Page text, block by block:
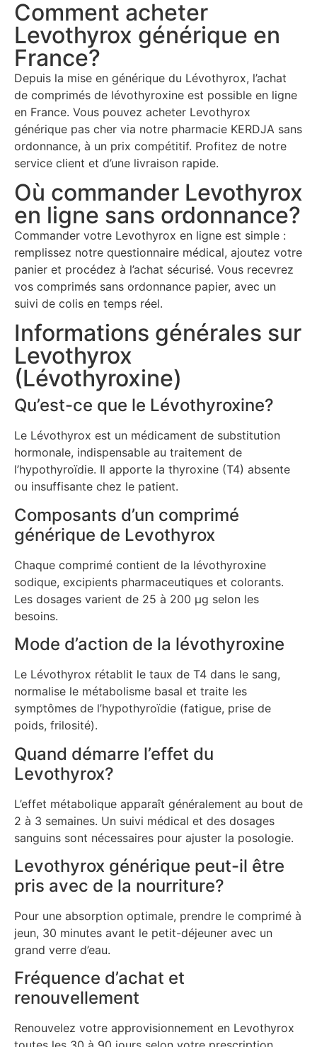
Comment acheter
Levothyrox générique en
France?
Depuis la mise en générique du Lévothyrox, l’achat
de comprimés de lévothyroxine est possible en ligne
en France. Vous pouvez acheter Levothyrox
générique pas cher via notre pharmacie KERDJA sans
ordonnance, à un prix compétitif. Profitez de notre
service client et d’une livraison rapide.
Où commander Levothyrox
en ligne sans ordonnance?
Commander votre Levothyrox en ligne est simple :
remplissez notre questionnaire médical, ajoutez votre
panier et procédez à l’achat sécurisé. Vous recevrez
vos comprimés sans ordonnance papier, avec un
suivi de colis en temps réel.
Informations générales sur
Levothyrox
(Lévothyroxine)
Qu’est-ce que le Lévothyroxine?
Le Lévothyrox est un médicament de substitution
hormonale, indispensable au traitement de
l’hypothyroïdie. Il apporte la thyroxine (T4) absente
ou insuffisante chez le patient.
Composants d’un comprimé
générique de Levothyrox
Chaque comprimé contient de la lévothyroxine
sodique, excipients pharmaceutiques et colorants.
Les dosages varient de 25 à 200 μg selon les
besoins.
Mode d’action de la lévothyroxine
Le Lévothyrox rétablit le taux de T4 dans le sang,
normalise le métabolisme basal et traite les
symptômes de l’hypothyroïdie (fatigue, prise de
poids, frilosité).
Quand démarre l’effet du
Levothyrox?
L’effet métabolique apparaît généralement au bout de
2 à 3 semaines. Un suivi médical et des dosages
sanguins sont nécessaires pour ajuster la posologie.
Levothyrox générique peut-il être
pris avec de la nourriture?
Pour une absorption optimale, prendre le comprimé à
jeun, 30 minutes avant le petit-déjeuner avec un
grand verre d’eau.
Fréquence d’achat et
renouvellement
Renouvelez votre approvisionnement en Levothyrox